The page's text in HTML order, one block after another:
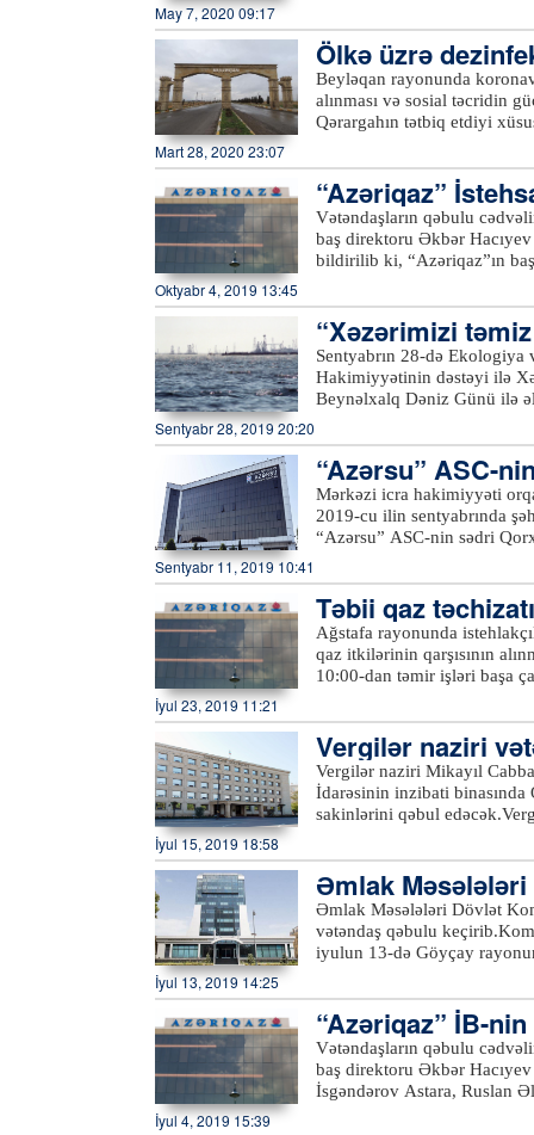
əkin sahələrini əks etdirən
kənd təsərrüfatı bitkilərinin
bitkilərinin məhsuldarlığının
imkanlarını
ilin aprelində “Azersky”
Qafqazda ilk və yeganə
telekommunikasiya peyki
“Azersky” və “Azerspace-
May 7, 2020 09:17
Ölkə üzrə
əndirilib
Beyləqan rayonunda
alınması və sosial təcridin
Qərargahın tətbiq etdiyi
xəbər verir ki, bu məqsədlə
2-3 nəfərdən ibarət qruplar
söhbət edir, karantin
əhalini küçə və
keçdiyi küçələrdə,
obyektlərinin ətrafında,
Mart 28, 2020 23:07
“Azəriqaz”
Vətəndaşların qəbulu
baş direktoru Əkbər
bildirilib ki, “Azəriqaz”ın
dinləyiblər. Qəbula gələn
xətlərinin yerinin
Hər bir vətəndaşın
həlli barədə müvafiq
Oktyabr 4, 2019 13:45
“Xəzərimizi
Sentyabrın 28-də
Hakimiyyətinin dəstəyi ilə
Beynəlxalq Dəniz Günü ilə
tullantılarından
və Təbii Sərvətlər
nazirliyin digər yerli
Şəhər Mənzil-Kommunal
ümumilikdə, 100-dən çox
Sentyabr 28, 2019 20:20
“Azərsu” ASC-
Mərkəzi icra hakimiyyəti
2019-cu ilin sentyabrında
“Azərsu” ASC-nin sədri
sentyabrın 19-da “Azərsu”
Göygöl və Daşkəsən
müavini Etibar Məmmədov
sakinlərini qəbul
Naftalan sukanal
təchizatı və kanalizasiya
“office@azersu.az” elektron
Sentyabr 11, 2019 10:41
Təbii qaz
Ağstafa rayonunda
qaz itkilərinin qarşısının
10:00-dan təmir işləri başa
məqsədilə bir qrup
ki, bu barədə “Azəriqaz”
İyul 23, 2019 11:21
Vergilər naziri
Vergilər naziri Mikayıl
İdarəsinin inzibati binasında
sakinlərini qəbul
10 saylı Ərazi Vergilər
habelə İsmayıllı, Balakən
etməklə, eləcə də Vergilər
keçə bilərlər.xeber100.com
İyul 15, 2019 18:58
Əmlak
b
Əmlak Məsələləri Dövlət
vətəndaş qəbulu
iyulun 13-də Göyçay
struktur bölmə rəhbərlərinin
müraciətlər diqqətlə
müraciətlər nəzarətə
ilə bağlı komitə sədri
komitənin fəaliyyət
göndərilməsi üçün
İyul 13, 2019 14:25
“Azəriqaz” İB-
dinləyib
Vətəndaşların qəbulu
baş direktoru Əkbər
İsgəndərov Astara, Ruslan
İyul 4, 2019 15:39